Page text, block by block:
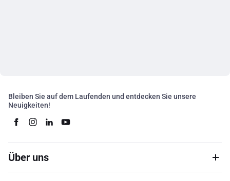
Bleiben Sie auf dem Laufenden und entdecken Sie unsere
Neuigkeiten!
Über uns